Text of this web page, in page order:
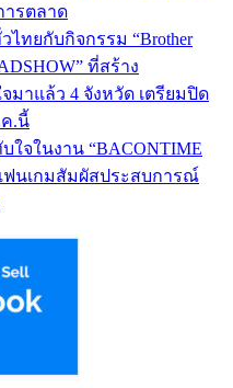
ารตลาด
ทยกับกิจกรรม “Brother
ที่สร้าง
าแล้ว 4 จังหวัด เตรียมปิด
.นี้
ใจในงาน “BACONTIME
ฟนเกมสัมผัสประสบการณ์